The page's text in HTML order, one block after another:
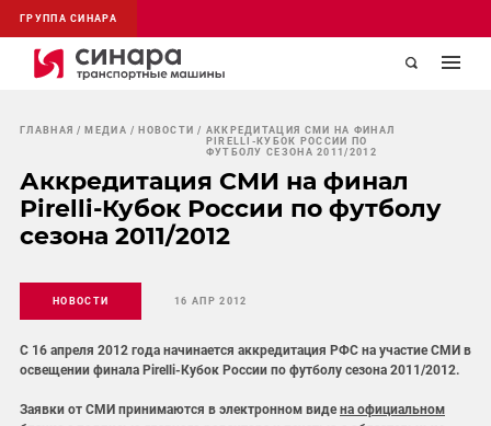
ГРУППА СИНАРА
ГЛАВНАЯ МЕДИА НОВОСТИ
АККРЕДИТАЦИЯ СМИ НА ФИНАЛ
PIRELLI-КУБОК РОССИИ ПО
ФУТБОЛУ СЕЗОНА 2011/2012
Аккредитация СМИ на финал
Pirelli-Кубок России по футболу
сезона 2011/2012
НОВОСТИ 16 АПР 2012
С 16 апреля 2012 года начинается аккредитация РФС на участие СМИ в
освещении финала Pirelli-Кубок России по футболу сезона 2011/2012.
Заявки от СМИ принимаются в электронном видена официальном